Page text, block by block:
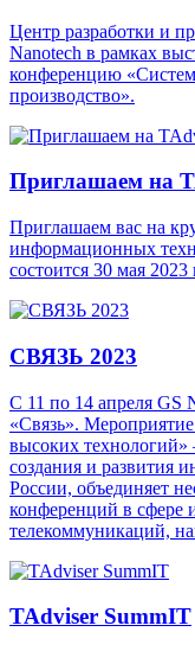
Центр разработки и
Nanotech в рамках
конференцию
производство».
Приглашаем на
Приглашаем вас на
информационных
состоится 30 мая
СВЯЗЬ 2023
С 11 по 14 апреля GS
«Связь».
высоких
создания и развития
России, объединяет
конференций в сфере
телекоммуникаций,
TAdviser SummIT